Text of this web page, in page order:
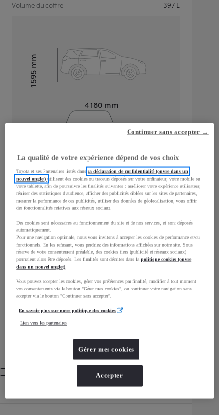
Volume du coffre
397 L
4 180 mm
Hauteur1 595
mm
Largeur
1 765mm
Consommation mixte
Consommation mixte 4,5L/100 km
Émissions CO2
102g/km
Performances
Vitesse maximale
Boîte automatique
La qualité de votre expérience dépend de vos choix
Toyota et ses Partenaires listés danssa déclaration de confidentialité (ouvre dans un
nouvel onglet)utilisent des cookies ou traceurs déposés sur votre ordinateur, votre mobile ou
votre tablette, afin de poursuivre les finalités suivantes : améliorer votre expérience utilisateur,
réaliser des statistiques d’audience, afficher des publicités ciblées sur les sites de partenaires,
mesurer la performance de ces publicités, utiliser des données de géolocalisation, vous offrir
des fonctionnalités relatives aux réseaux sociaux.
Des cookies sont nécessaires au fonctionnement du site et de nos services, et sont déposés
automatiquement.
Pour une navigation optimale, nous vous invitons à accepter les cookies de performance et/ou
fonctionnels. En les refusant, vous perdriez des informations affichées sur notre site. Sous
réserve de votre consentement préalable, des cookies tiers (publicité et réseaux sociaux)
pourraient alors être déposés. Les finalités sont décrites dans lapolitique cookies (ouvre
dans un nouvel onglet)
Vous pouvez accepter les cookies, gérer vos préférences par finalité, modifier à tout moment
vos consentements via le bouton "Gérer mes cookies", ou continuer votre navigation sans
accepter via le bouton "Continuer sans accepter".
En savoir plus sur notre politique des cookies
Lien vers les partenaires
Gérer mes cookies
Continuer sans accepter →
Accepter